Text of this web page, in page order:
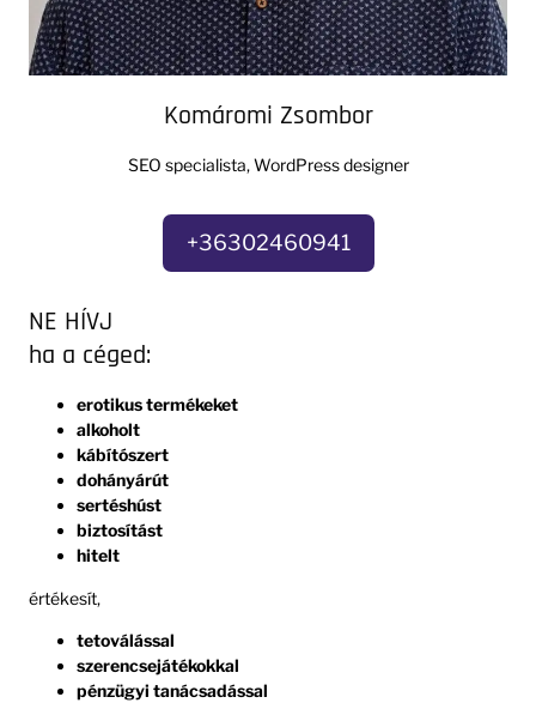
Komáromi Zsombor
SEO specialista, WordPress designer
+36302460941
NE HÍVJ
ha a céged:
erotikus termékeket
alkoholt
kábítószert
dohányárút
sertéshúst
biztosítást
hitelt
értékesít,
tetoválással
szerencsejátékokkal
pénzügyi tanácsadással